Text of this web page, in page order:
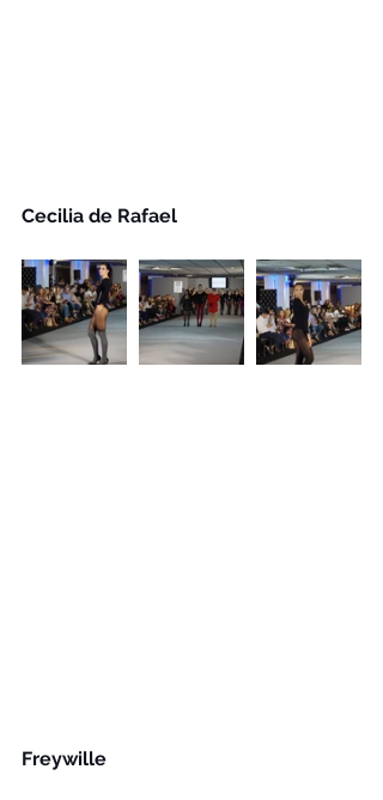
Cecilia de Rafael
Freywille